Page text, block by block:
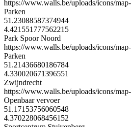
https://www.walls.be/uploads/icons/
Parken
51.23088587374944
4.421551777562215
Park Spoor Noord
https://www.walls.be/uploads/icons/
Parken
51.21436680186784
4.330020671396551
Zwijndrecht
https://www.walls.be/uploads/icons/
Openbaar vervoer
51.17153756060548
4.370228068456152